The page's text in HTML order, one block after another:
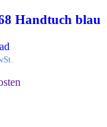
Handtuch blau